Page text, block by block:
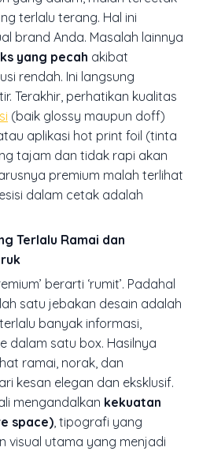
terlalu terang. Hal ini
brand Anda. Masalah lainnya
yang pecah akibat
rendah. Ini langsung
Terakhir, perhatikan kualitas
(baik glossy maupun doff)
aplikasi hot print foil (tinta
tajam dan tidak rapi akan
premium malah terlihat
dalam cetak adalah
Terlalu Ramai dan
berarti ‘rumit’. Padahal
satu jebakan desain adalah
banyak informasi,
dalam satu box. Hasilnya
ramai, norak, dan
kesan elegan dan eksklusif.
mengandalkan kekuatan
space), tipografi yang
visual utama yang menjadi